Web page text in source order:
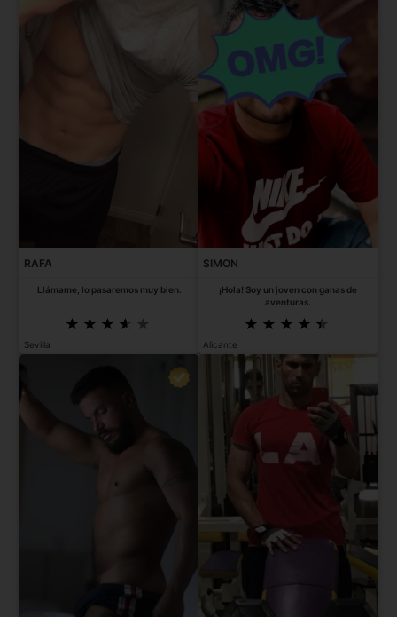
RAFA
Llámame, lo pasaremos muy bien.
Sevilla
SIMON
¡Hola! Soy un joven con ganas de
aventuras.
Alicante